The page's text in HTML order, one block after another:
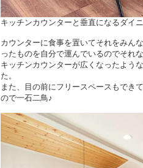
キッチンカウンターと垂直になるダイ
カウンターに食事を置いてそれをみん
ったものを自分で運んでいるのでそれ
キッチンカウンターが広くなったよう
た。
また、目の前にフリースペースもでき
ので一石二鳥♪